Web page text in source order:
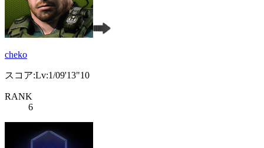
cheko
スコア:Lv:1/09'13"10
RANK
6